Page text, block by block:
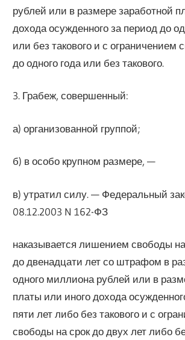
рублей или в размере заработной
дохода осужденного за период до
или без такового и с ограничением
до одного года или без такового.
3. Грабеж, совершенный:
а) организованной группой;
б) в особо крупном размере, —
в) утратил силу. — Федеральный
08.12.2003 N 162-ФЗ
наказывается лишением свободы
до двенадцати лет со штрафом в
одного миллиона рублей или в
платы или иного дохода
пяти лет либо без такового и с
свободы на срок до двух лет либо